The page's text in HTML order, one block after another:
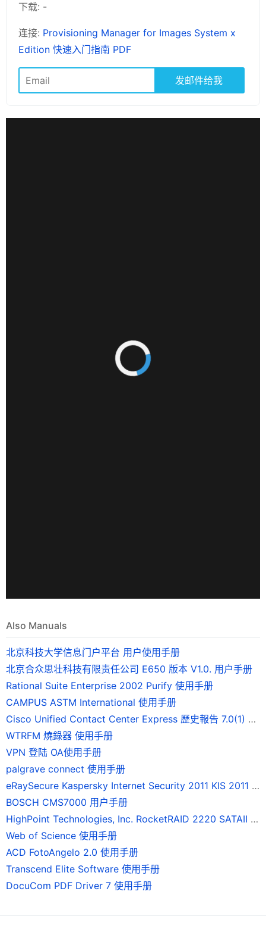
下载: -
连接: Provisioning Manager for Images System x
Edition 快速入门指南 PDF
发邮件给我
Also Manuals
北京科技大学信息门户平台 用户使用手册
北京合众思壮科技有限责任公司 E650 版本 V1.0. 用户手册
Rational Suite Enterprise 2002 Purify 使用手册
CAMPUS ASTM International 使用手册
Cisco Unified Contact Center Express 歷史報告 7.0(1) 版使用手冊
WTRFM 燒錄器 使用手册
VPN 登陆 OA使用手册
palgrave connect 使用手册
eRaySecure Kaspersky Internet Security 2011 KIS 2011 使用手册
BOSCH CMS7000 用户手册
HighPoint Technologies, Inc. RocketRAID 2220 SATAII 磁碟陣列卡 使用手冊
Web of Science 使用手册
ACD FotoAngelo 2.0 使用手册
Transcend Elite Software 使用手册
DocuCom PDF Driver 7 使用手册